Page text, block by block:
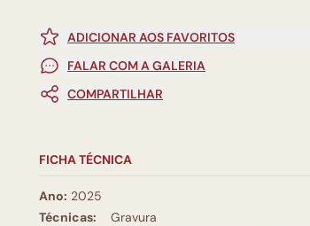
ADICIONAR AOS FAVORITOS
FALAR COM A GALERIA
COMPARTILHAR
FICHA TÉCNICA
Ano: 2025
Técnicas:
Gravura